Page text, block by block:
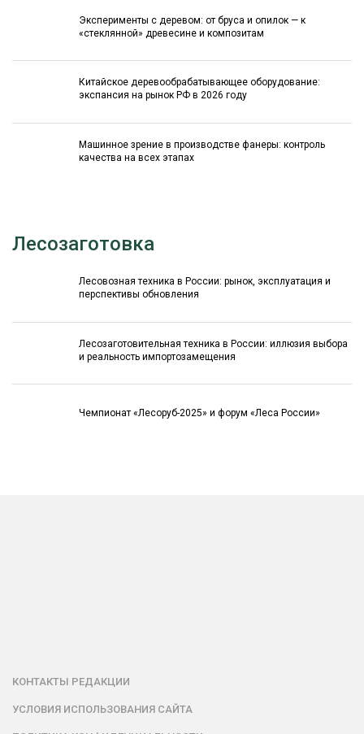
Эксперименты с деревом: от бруса и опилок — к
«стеклянной» древесине и композитам
Китайское деревообрабатывающее оборудование:
экспансия на рынок РФ в 2026 году
Машинное зрение в производстве фанеры: контроль
качества на всех этапах
Лесозаготовка
Лесовозная техника в России: рынок, эксплуатация и
перспективы обновления
Лесозаготовительная техника в России: иллюзия выбора
и реальность импортозамещения
Чемпионат «Лесоруб-2025» и форум «Леса России»
КОНТАКТЫ РЕДАКЦИИ
УСЛОВИЯ ИСПОЛЬЗОВАНИЯ САЙТА